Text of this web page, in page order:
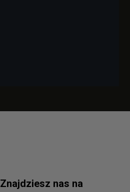
Znajdziesz nas na